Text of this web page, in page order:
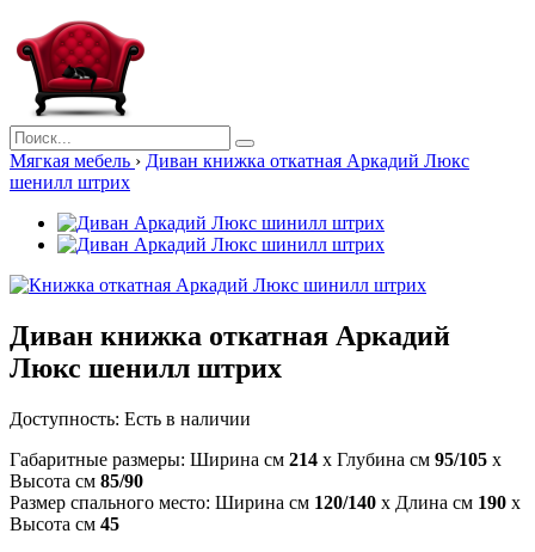
Мягкая мебель › Диван книжка откатная Аркадий Люкс
шенилл штрих
Диван книжка откатная Аркадий
Люкс шенилл штрих
Доступность: Есть в наличии
Габаритные размеры: Ширина см 214 x Глубина см 95/105 x
Высота см 85/90
Размер спального место: Ширина см 120/140 x Длина см 190 x
Высота см 45